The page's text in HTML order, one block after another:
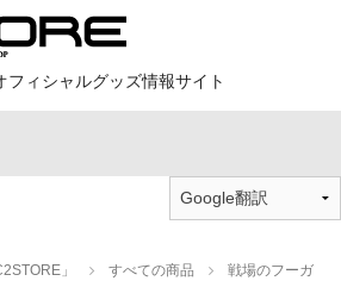
ィシャルグッズ情報サイト
」 すべての商品
戦場のフーガ